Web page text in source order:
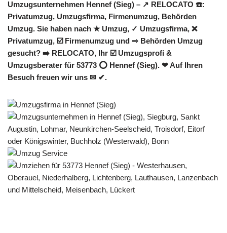
Umzugsunternehmen Hennef (Sieg) – ↗️ RELOCATO ☎️:
Privatumzug, Umzugsfirma, Firmenumzug, Behörden
Umzug. Sie haben nach ★ Umzug, ✓ Umzugsfirma, ❌
Privatumzug, ☑️ Firmenumzug und ⇒ Behörden Umzug
gesucht? ➡️ RELOCATO, Ihr ☑️ Umzugsprofi &
Umzugsberater für 53773 ⭕ Hennef (Sieg). ❤ Auf Ihren
Besuch freuen wir uns ✉ ✔.